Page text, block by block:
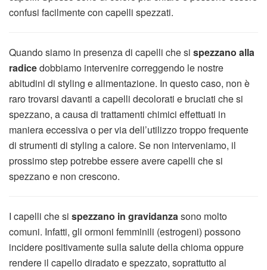
confusi facilmente con capelli spezzati.
Quando siamo in presenza di capelli che si spezzano alla
radicedobbiamo intervenire correggendo le nostre
abitudini di styling e alimentazione. In questo caso, non è
raro trovarsi davanti a capelli decolorati e bruciati che si
spezzano, a causa di trattamenti chimici effettuati in
maniera eccessiva o per via dell’utilizzo troppo frequente
di strumenti di styling a calore. Se non interveniamo, il
prossimo step potrebbe essere avere capelli che si
spezzano e non crescono.
I capelli che si spezzano in gravidanzasono molto
comuni. Infatti, gli ormoni femminili (estrogeni) possono
incidere positivamente sulla salute della chioma oppure
rendere il capello diradato e spezzato, soprattutto al